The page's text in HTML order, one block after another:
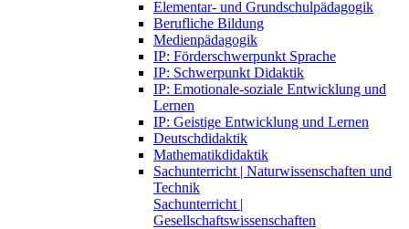
Elementar- und Grundschulpädagogik
Berufliche Bildung
Medienpädagogik
IP: Förderschwerpunkt Sprache
IP: Schwerpunkt Didaktik
IP: Emotionale-soziale Entwicklung und
Lernen
IP: Geistige Entwicklung und Lernen
Deutschdidaktik
Mathematikdidaktik
Sachunterricht | Naturwissenschaften und
Technik
Sachunterricht |
Gesellschaftswissenschaften